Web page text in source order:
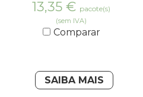
13,35 € pacote(s)
(sem IVA)
Comparar
SAIBA MAIS